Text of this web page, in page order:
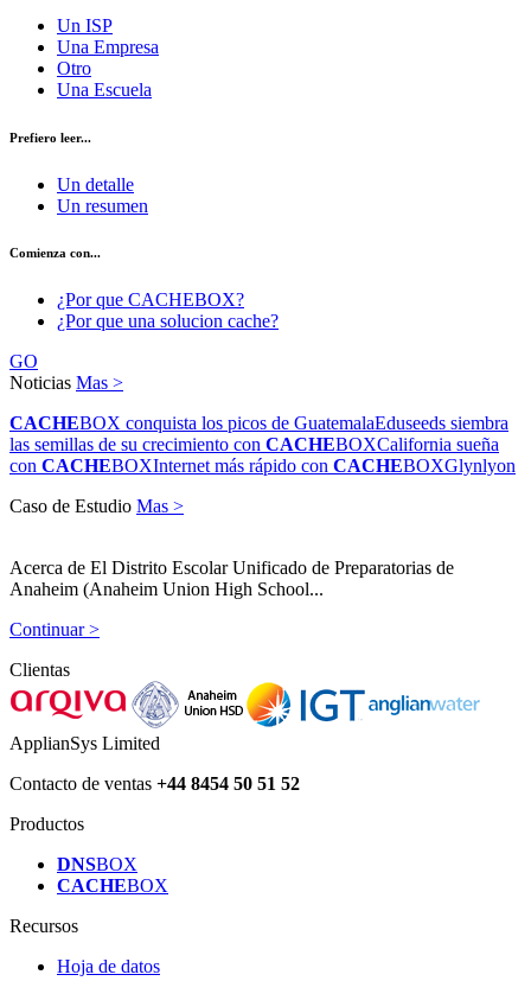
Un ISP
Una Empresa
Otro
Una Escuela
Prefiero leer...
Un detalle
Un resumen
Comienza con...
¿Por que CACHEBOX?
¿Por que una solucion cache?
GO
Noticias Mas >
CACHEBOX conquista los picos de GuatemalaEduseeds siembra
las semillas de su crecimiento con CACHEBOXCalifornia sueña
con CACHEBOXInternet más rápido con CACHEBOXGlynlyon
Caso de Estudio Mas >
Acerca de El Distrito Escolar Unificado de Preparatorias de
Anaheim (Anaheim Union High School...
Continuar >
Clientas
ApplianSys Limited
Contacto de ventas +44 8454 50 51 52
Productos
DNSBOX
CACHEBOX
Recursos
Hoja de datos